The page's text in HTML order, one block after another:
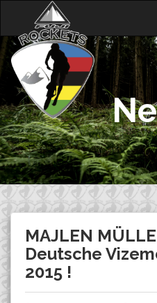
content
MAJLEN
Deutsche
2015 !